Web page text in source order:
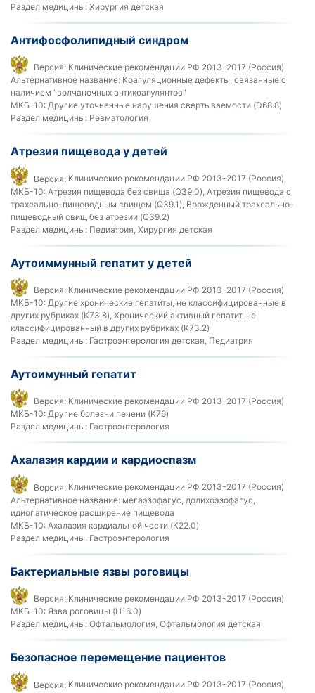
Раздел медицины: Хирургия детская
Антифосфолипидный синдром
Версия: Клинические рекомендации РФ 2013-2017 (Россия)
Альтернативное название: Коагуляционные дефекты, связанные с
наличием "волчаночных антикоагулянтов"
МКБ-10: Другие уточненные нарушения свертываемости (D68.8)
Раздел медицины: Ревматология
Атрезия пищевода у детей
Версия: Клинические рекомендации РФ 2013-2017 (Россия)
МКБ-10: Атрезия пищевода без свища (Q39.0), Атрезия пищевода с
трахеально-пищеводным свищем (Q39.1), Врожденный трахеально-
пищеводный свищ без атрезии (Q39.2)
Раздел медицины: Педиатрия, Хирургия детская
Аутоиммунный гепатит у детей
Версия: Клинические рекомендации РФ 2013-2017 (Россия)
МКБ-10: Другие хронические гепатиты, не классифицированные в
других рубриках (K73.8), Хронический активный гепатит, не
классифицированный в других рубриках (K73.2)
Раздел медицины: Гастроэнтерология детская, Педиатрия
Аутоимунный гепатит
Версия: Клинические рекомендации РФ 2013-2017 (Россия)
МКБ-10: Другие болезни печени (K76)
Раздел медицины: Гастроэнтерология
Ахалазия кардии и кардиоспазм
Версия: Клинические рекомендации РФ 2013-2017 (Россия)
Альтернативное название: мегаэзофагус, долихоэзофагус,
идиопатическое расширение пищевода
МКБ-10: Ахалазия кардиальной части (K22.0)
Раздел медицины: Гастроэнтерология
Бактериальные язвы роговицы
Версия: Клинические рекомендации РФ 2013-2017 (Россия)
МКБ-10: Язва роговицы (H16.0)
Раздел медицины: Офтальмология, Офтальмология детская
Безопасное перемещение пациентов
Версия: Клинические рекомендации РФ 2013-2017 (Россия)